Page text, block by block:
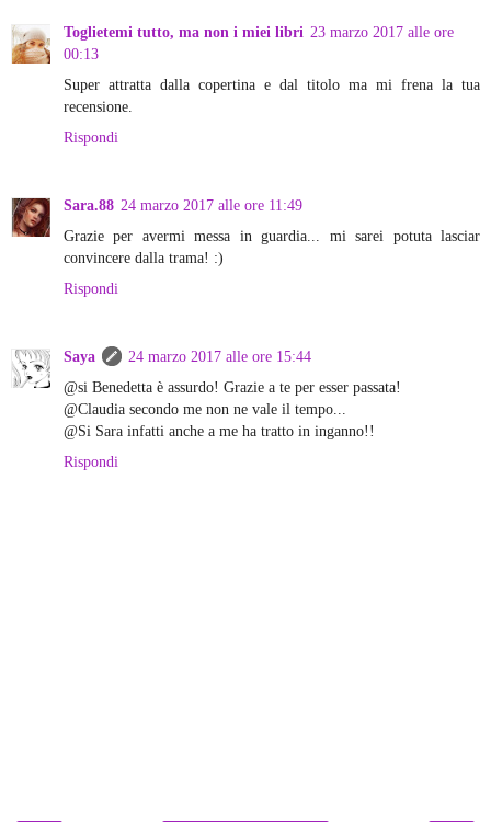
Toglietemi tutto, ma non i miei libri 23 marzo 2017 alle ore
00:13
Super attratta dalla copertina e dal titolo ma mi frena la tua
recensione.
Rispondi
Sara.88 24 marzo 2017 alle ore 11:49
Grazie per avermi messa in guardia... mi sarei potuta lasciar
convincere dalla trama! :)
Rispondi
Saya
24 marzo 2017 alle ore 15:44
@si Benedetta è assurdo! Grazie a te per esser passata!
@Claudia secondo me non ne vale il tempo...
@Si Sara infatti anche a me ha tratto in inganno!!
Rispondi